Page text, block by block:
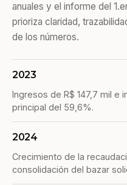
anuales y el informe del
prioriza claridad,
de los números.
2023
Ingresos de R$ 147,7 mil e
principal del 59,6%.
2024
Crecimiento de la
consolidación del bazar